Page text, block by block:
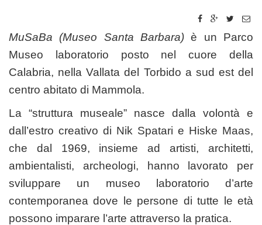
MuSaBa (Museo Santa Barbara) è un Parco
Museo laboratorio posto nel cuore della
Calabria, nella Vallata del Torbido a sud est del
centro abitato di Mammola.
La “struttura museale” nasce dalla volontà e
dall’estro creativo di Nik Spatari e Hiske Maas,
che dal 1969, insieme ad artisti, architetti,
ambientalisti, archeologi, hanno lavorato per
sviluppare un museo laboratorio d’arte
contemporanea dove le persone di tutte le età
possono imparare l’arte attraverso la pratica.